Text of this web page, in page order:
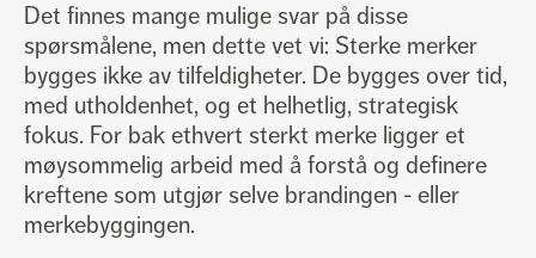
Det finnes mange mulige svar på disse
spørsmålene, men dette vet vi: Sterke merker
bygges ikke av tilfeldigheter. De bygges over tid,
med utholdenhet, og et helhetlig, strategisk
fokus. For bak ethvert sterkt merke ligger et
møysommelig arbeid med å forstå og definere
kreftene som utgjør selve brandingen - eller
merkebyggingen.